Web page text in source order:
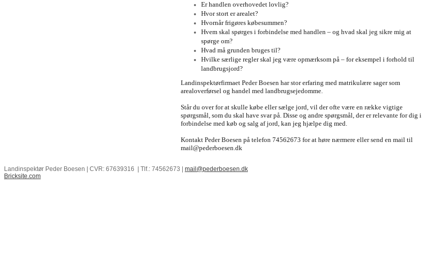
Er handlen overhovedet lovlig?
Hvor stort er arealet?
Hvornår frigøres købesummen?
Hvem skal spørges i forbindelse med handlen – og hvad skal jeg sikre mig at
spørge om?
Hvad må grunden bruges til?
Hvilke særlige regler skal jeg være opmærksom på – for eksempel i forhold til
landbrugsjord?
Landinspektørfirmaet Peder Boesen har stor erfaring med matrikulære sager som
arealoverførsel og handel med landbrugsejedomme.
Står du over for at skulle købe eller sælge jord, vil der ofte være en række vigtige
spørgsmål, som du skal have svar på. Disse og andre spørgsmål, der er relevante for dig i
forbindelse med køb og salg af jord, kan jeg hjælpe dig med.
Kontakt Peder Boesen på telefon 74562673 for at høre nærmere eller send en mail til
mail@pederboesen.dk
Landinspektør Peder Boesen | CVR: 67639316 | Tlf.: 74562673 | mail@pederboesen.dk
Bricksite.com